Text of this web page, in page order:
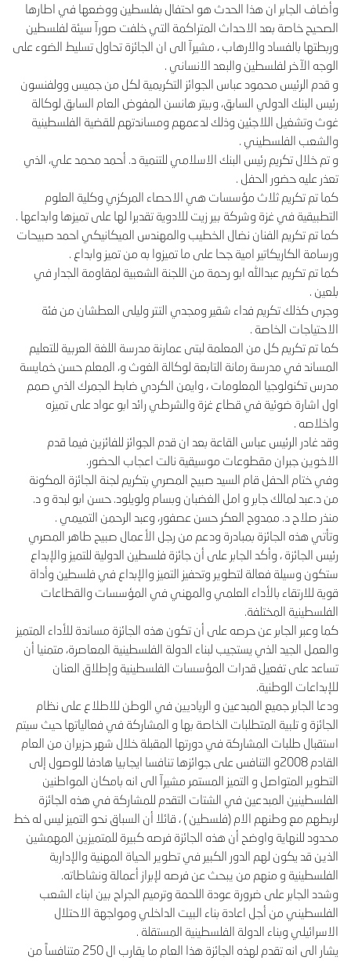
وأضاف الجابر ان هذا الحدث هو احتفال بفلسطين ووضعها في اطارها
الصحيح خاصة بعد الاحداث المتراكمة التي خلفت صورآ سيئة لفلسطين
وربطتها بالفساد والارهاب ، مشيرآ الى ان الجائزة تحاول تسليط الضوء على
الوجه الآخر لفلسطين والبعد الانساني .
و قدم الرئيس محمود عباس الجوائز التكريمية لكل من جميس وولفنسون
رئيس البنك الدولي السابق، وبيتر هانسن المفوض العام السابق لوكالة
غوث وتشغيل اللاجئين وذلك لدعمهم ومساندتهم للقضية الفلسطينية
والشعب الفلسطيني .
و تم خلال تكريم رئيس البنك الاسلامي للتنمية د. أحمد محمد علي، الذي
تعذر عليه حضور الحفل .
كما تم تكريم ثلاث مؤسسات هي الاحصاء المركزي وكلية العلوم
التطبيقية في غزة وشركة بير زيت للادوية تقديرا لها على تميزها وابداعها .
كما تم تكريم الفنان نضال الخطيب والمهندس الميكانيكي احمد صبيحات
ورسامة الكاريكاتير امية جحا على ما تميزوا به من تميز وابداع .
كما تم تكريم عبدالله ابو رحمة من اللجنة الشعبية لمقاومة الجدار في
بلعين .
وجرى كذلك تكريم فداء شقير ومجدي التتر وليلى العطشان من فئة
الاحتياجات الخاصة .
كما تم تكريم كل من المعلمة لبتى عمارنة مدرسة اللغة العربية للتعليم
المساند في مدرسة رمانة التابعة لوكالة الغوث و، المعلم حسن خمايسة
مدرس تكنولوجيا المعلومات ، وايمن الكردي ضابط الجمرك الذي صمم
اول اشارة ضوئية في قطاع غزة والشرطي رائد ابو عواد على تميزه
واخلاصه .
وقد غادر الرئيس عباس القاعة بعد ان قدم الجوائز للفائزين فيما قدم
الاخوين جبران مقطوعات موسيقية نالت اعجاب الحضور.
وفي ختام الحفل قام السيد صبيح المصري بتكريم لجنة الجائزة المكونة
من د.عبد لمالك جابر و امل الغضبان وبسام ولويلود. حسن ابو لبدة و د.
منذر صلاح د. ممدوح العكر حسن عصفور، وعبد الرحمن التميمي .
وتأتي هذه الجائزة بمبادرة ودعم من رجل الأعمال صبيح طاهر المصري
رئيس الجائزة ، وأكد الجابر على أن جائزة فلسطين الدولية للتميز والإبداع
ستكون وسيلة فعالة لتطوير وتحفيز التميز والإبداع في فلسطين وأداة
قوية للارتقاء بالأداء العلمي والمهني في المؤسسات والقطاعات
الفلسطينية المختلفة.
كما وعبر الجابر عن حرصه على أن تكون هذه الجائزة مساندة للأداء المتميز
والعمل الجيد الذي يستجيب لبناء الدولة الفلسطينية المعاصرة، متمنيا أن
تساعد على تفعيل قدرات المؤسسات الفلسطينية وإطلاق العنان
للإبداعات الوطنية.
ودعا الجابر جميع المبدعين و الرياديين في الوطن للاطلاع على نظام
الجائزة و تلبية المتطلبات الخاصة بها و المشاركة في فعالياتها حيث سيتم
استقبال طلبات المشاركة في دورتها المقبلة خلال شهر حزيران من العام
القادم 2008و التنافس على جوائزها تنافسا ايجابيا هادفا للوصول إلى
التطوير المتواصل و التميز المستمر مشيرآ الى انه بامكان المواطنين
الفلسطينين المبدعين في الشتات التقدم للمشاركة في هذه الجائزة
لربطهم مع وطنهم الام (فلسطين ) ، قائلا أن السباق نحو التميز ليس له خط
محدود للنهاية واوضح أن هذه الجائزة فرصه كبيرة للمتميزين المهمشين
الذين قد يكون لهم الدور الكبير في تطوير الحياة المهنية والإدارية
الفلسطينية و منهم من يبحث عن فرصه لإبراز أعمالة ونشاطاته.
وشدد الجابر على ضرورة عودة اللحمة وترميم الجراح بين ابناء الشعب
الفلسطيني من أجل اعادة بناء البيت الداخلي ومواجهة الاحتلال
الاسرائيلي وبناء الدولة الفلسطينية المستقلة .
يشار الى انه تقدم لهذه الجائزة هذا العام ما يقارب ال 250 متنافساً من